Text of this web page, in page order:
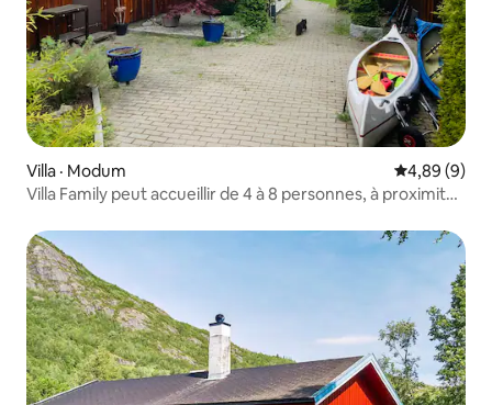
Villa · Modum Note
4,89 (9)
Villa Family peut accueillir de 4 à 8 personnes, à proximité